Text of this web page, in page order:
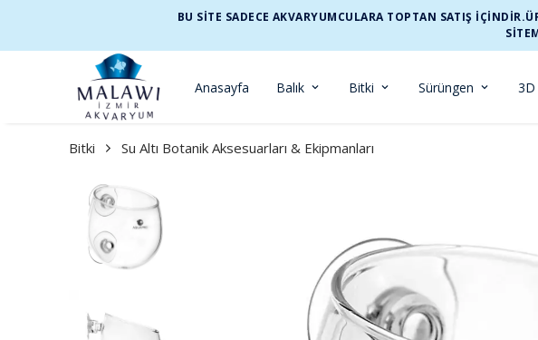
BU SİTE SADECE AKVARYUMCULARA TOPTAN SATIŞ
Anasayfa Balık Bitki Sürüngen 3D
Bitki Su Altı Botanik Aksesuarları & Ekipmanları